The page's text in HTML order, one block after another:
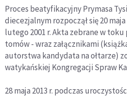
Proces beatyfikacyjny Prymasa
diecezjalnym rozpoczął się 20 maja
lutego 2001 r. Akta zebrane w toku
tomów - wraz załącznikami
autorstwa kandydata na ołtarze)
watykańskiej Kongregacji Spraw
28 maja 2013 r. podczas